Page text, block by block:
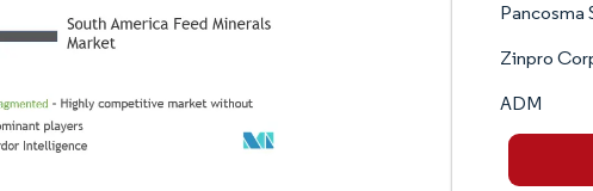
Pancosma
Zinpro
ADM